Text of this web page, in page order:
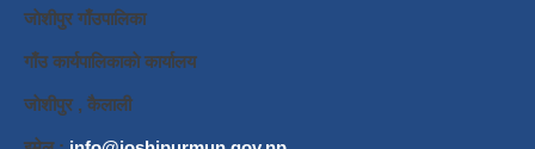
जाेशीपुर गाँउपालिका
गाँउ कार्यपालिकाकाे कार्यालय
जाेशीपुर , कैलाली